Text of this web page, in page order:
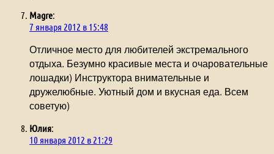
Magre:
7 января 2012 в 15:48
Отличное место для любителей экстремального
отдыха. Безумно красивые места и очаровательные
лошадки) Инструктора внимательные и
дружелюбные. Уютный дом и вкусная еда. Всем
советую)
Юлия:
10 января 2012 в 21:29